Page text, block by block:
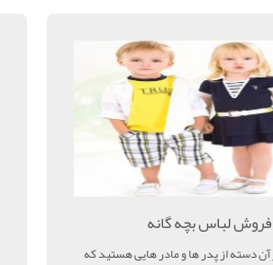
فروش لباس بچه گانه
آن دسته از پدر ها و مادر هایی هستید که